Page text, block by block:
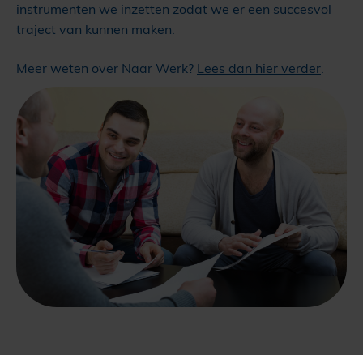
instrumenten we inzetten zodat we er een succesvol
traject van kunnen maken.
Meer weten over Naar Werk? Lees dan hier verder.